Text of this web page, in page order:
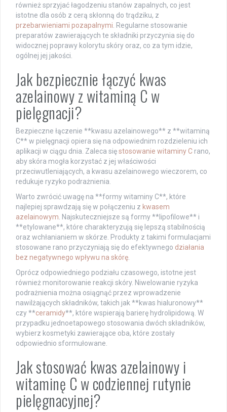
również sprzyjać łagodzeniu stanów zapalnych, co jest
istotne dla osób z cerą skłonną do trądziku, z
przebarwieniami pozapalnymi . Regularne stosowanie
preparatów zawierających te składniki przyczynia się do
widocznej poprawy kolorytu skóry oraz, co za tym idzie,
ogólnej jej jakości.
Jak bezpiecznie łączyć kwas
azelainowy z witaminą C w
pielęgnacji?
Bezpieczne łączenie **kwasu azelainowego** z **witaminą
C** w pielęgnacji opiera się na odpowiednim rozdzieleniu ich
aplikacji w ciągu dnia. Zaleca sięstosowanie witaminy C rano,
aby skóra mogła korzystać z jej właściwości
przeciwutleniających, a kwasu azelainowego wieczorem, co
redukuje ryzyko podrażnienia.
Warto zwrócić uwagę na **formy witaminy C**, które
najlepiej sprawdzają się w połączeniu z kwasem
azelainowym . Najskuteczniejsze są formy **lipofilowe** i
**etylowane**, które charakteryzują się lepszą stabilnością
oraz wchłanianiem w skórze. Produkty z takimi formulacjami
stosowane rano przyczyniają się do efektywnego działania
bez negatywnego wpływu na skórę
Oprócz odpowiedniego podziału czasowego, istotne jest
również monitorowanie reakcji skóry. Niwelowanie ryzyka
podrażnienia można osiągnąć przez wprowadzenie
nawilżających składników, takich jak **kwas hialuronowy**
czy **ceramidy**, które wspierają barierę hydrolipidową. W
przypadku jednoetapowego stosowania dwóch składników,
wybierz kosmetyki zawierające oba, które zostały
odpowiednio sformułowane.
Jak stosować kwas azelainowy i
witaminę C w codziennej rutynie
pielęgnacyjnej?